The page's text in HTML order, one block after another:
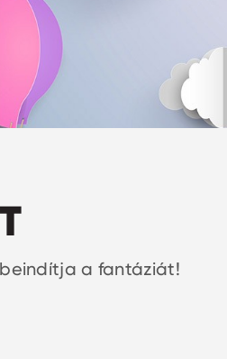
a fantáziát!